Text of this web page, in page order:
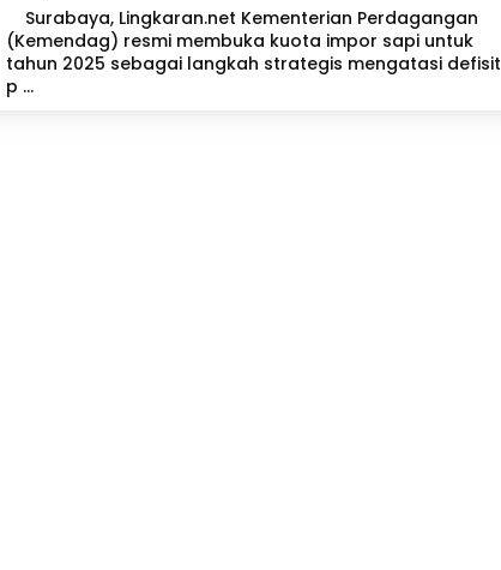
Surabaya, Lingkaran.net Kementerian Perdagangan
(Kemendag) resmi membuka kuota impor sapi untuk
tahun 2025 sebagai langkah strategis mengatasi defisit
p ...